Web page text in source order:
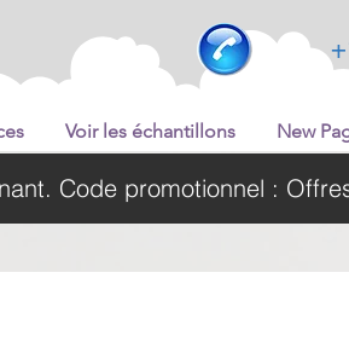
Voir les échantillons New
Code promotionnel :